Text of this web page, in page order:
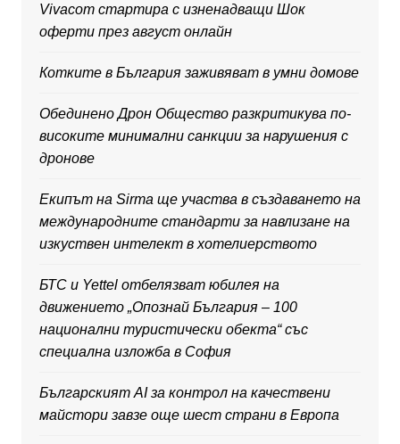
Vivacom стартира с изненадващи Шок
оферти през август онлайн
Котките в България заживяват в умни домове
Обединено Дрон Общество разкритикува по-
високите минимални санкции за нарушения с
дронове
Екипът на Sirma ще участва в създаването на
международните стандарти за навлизане на
изкуствен интелект в хотелиерството
БТС и Yettel отбелязват юбилея на
движението „Опознай България – 100
национални туристически обекта“ със
специална изложба в София
Българският AI за контрол на качествени
майстори завзе още шест страни в Европа